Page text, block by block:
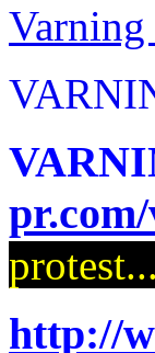
protest...
http://